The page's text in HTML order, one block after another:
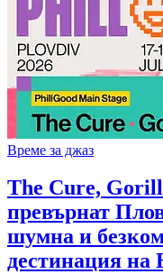
Време за джаз
The Cure,
превърнат
шумна и
дестинация на